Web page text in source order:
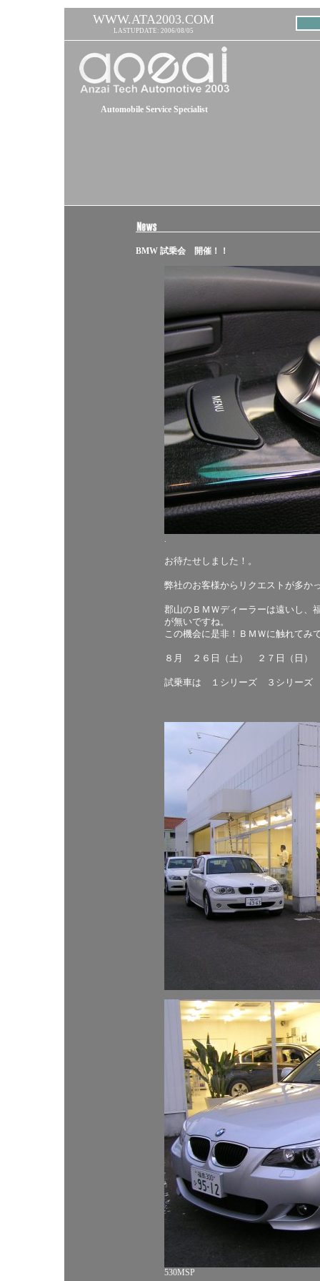
WWW.ATA2003.COM
LASTUPDATE: 2006/08/05
Automobile Service Specialist
BMW 試乗会 開催！！
.
お待たせしました！。
弊社のお客様からリクエストが多か
郡山のＢＭＷディーラーは遠いし、
が無いですね。
この機会に是非！ＢＭＷに触れてみ
８月 ２６日（土） ２７日（日）
試乗車は １シリーズ ３シリーズ
530MSP